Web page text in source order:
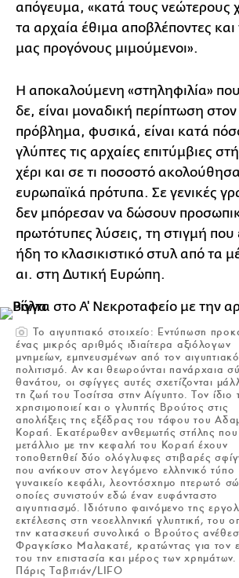
απόγευμα, «κατά τους νεώτερους
τα αρχαία έθιμα αποβλέποντες
μας προγόνους μιμούμενοι».
Η αποκαλούμενη «στηληφιλία»
δε, είναι μοναδική περίπτωση
πρόβλημα, φυσικά, είναι κατά
γλύπτες τις αρχαίες επιτύμβιες
χέρι και σε τι ποσοστό
ευρωπαϊκά πρότυπα. Σε γενικές
δεν μπόρεσαν να δώσουν
πρωτότυπες λύσεις, τη στιγμή που
ήδη το κλασικιστικό στυλ από τα
αι. στη Δυτική Ευρώπη.
Το αιγυπτιακό στοιχείο: Εντύπωση
ένας μικρός αριθμός ιδιαίτερα αξιόλογων
μνημείων, εμπνευσμένων από τον αιγυπτιακό
πολιτισμό. Αν και θεωρούνται πανάρχαια
θανάτου, οι σφίγγες αυτές σχετίζονται
τη ζωή του Τοσίτσα στην Αίγυπτο. Τον ίδιο
χρησιμοποιεί και ο γλυπτής Βρούτος στις
απολήξεις της εξέδρας του τάφου του
Κοραή. Εκατέρωθεν ανθεμωτής στήλης που
μετάλλιο με την κεφαλή του Κοραή έχουν
τοποθετηθεί δύο ολόγλυφες στιβαρές
που ανήκουν στον λεγόμενο ελληνικό τύπο
γυναικείο κεφάλι, λεοντόσχημο πτερωτό
οποίες συνιστούν εδώ έναν ευφάνταστο
αιγυπτιασμό. Ιδιότυπο φαινόμενο της
εκτέλεσης στη νεοελληνική γλυπτική, του
την κατασκευή συνολικά ο Βρούτος
Φραγκίσκο Μαλακατέ, κρατώντας για τον
του την επιστασία και μέρος των
Πάρις Ταβιτιάν/LIFO